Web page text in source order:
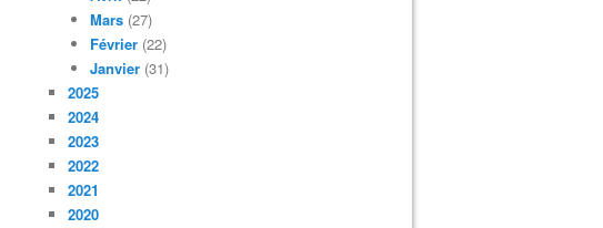
Mars (27)
Février (22)
Janvier (31)
2025
2024
2023
2022
2021
2020